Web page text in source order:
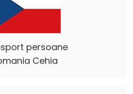
persoane
Cehia